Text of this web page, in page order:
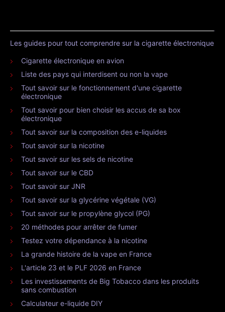
Les guides pour tout comprendre sur la cigarette électronique
Cigarette électronique en avion
Liste des pays qui interdisent ou non la vape
Tout savoir sur le fonctionnement d'une cigarette
électronique
Tout savoir pour bien choisir les accus de sa box
électronique
Tout savoir sur la composition des e-liquides
Tout savoir sur la nicotine
Tout savoir sur les sels de nicotine
Tout savoir sur le CBD
Tout savoir sur JNR
Tout savoir sur la glycérine végétale (VG)
Tout savoir sur le propylène glycol (PG)
20 méthodes pour arrêter de fumer
Testez votre dépendance à la nicotine
La grande histoire de la vape en France
L'article 23 et le PLF 2026 en France
Les investissements de Big Tobacco dans les produits
sans combustion
Calculateur e-liquide DIY